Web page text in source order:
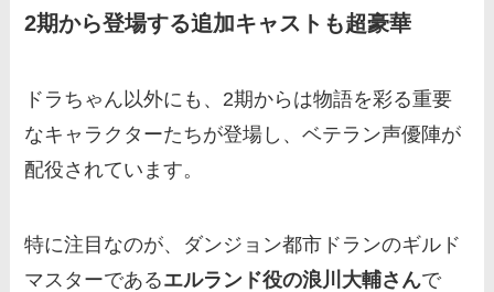
2期から登場する追加キャストも超豪華
ドラちゃん以外にも、2期からは物語を彩る重要
なキャラクターたちが登場し、ベテラン声優陣が
配役されています。
特に注目なのが、ダンジョン都市ドランのギルド
マスターであるエルランド役の浪川大輔さんで